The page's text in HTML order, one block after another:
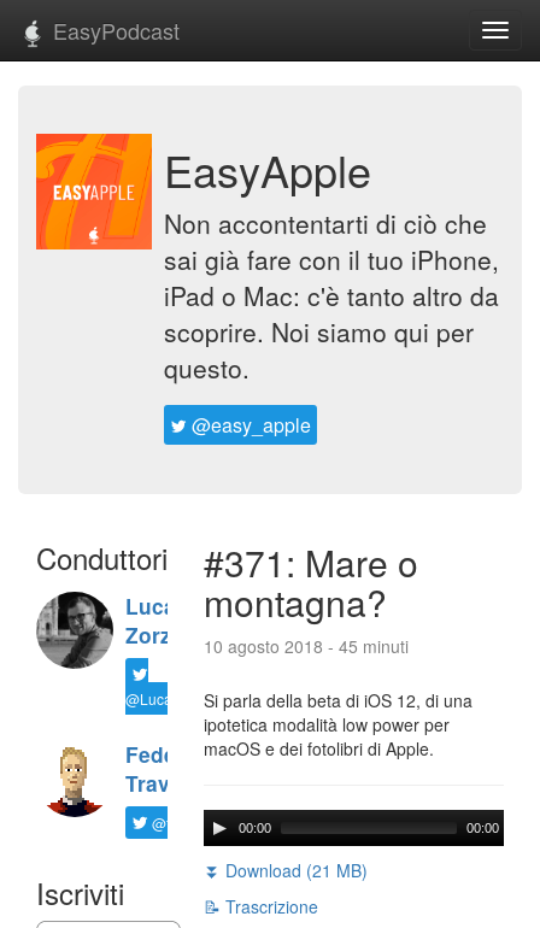
EasyPodcast
EasyApple
Non accontentarti di ciò che
sai già fare con il tuo iPhone,
iPad o Mac: c'è tanto altro da
scoprire. Noi siamo qui per
questo.
@easy_apple
Conduttori
Luca
Zorzi
@LucaTNT
Federico
Travaini
@ftrava
Iscriviti
#371: Mare o
montagna?
10 agosto 2018 - 45 minuti
Si parla della beta di iOS 12, di una
ipotetica modalità low power per
macOS e dei fotolibri di Apple.
00:00 00:00
⏬ Download (21 MB)
📝 Trascrizione